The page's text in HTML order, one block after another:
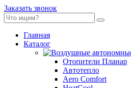
Заказать звонок
Главная
Каталог
Отопители Планар
Автотепло
Aero Comfort